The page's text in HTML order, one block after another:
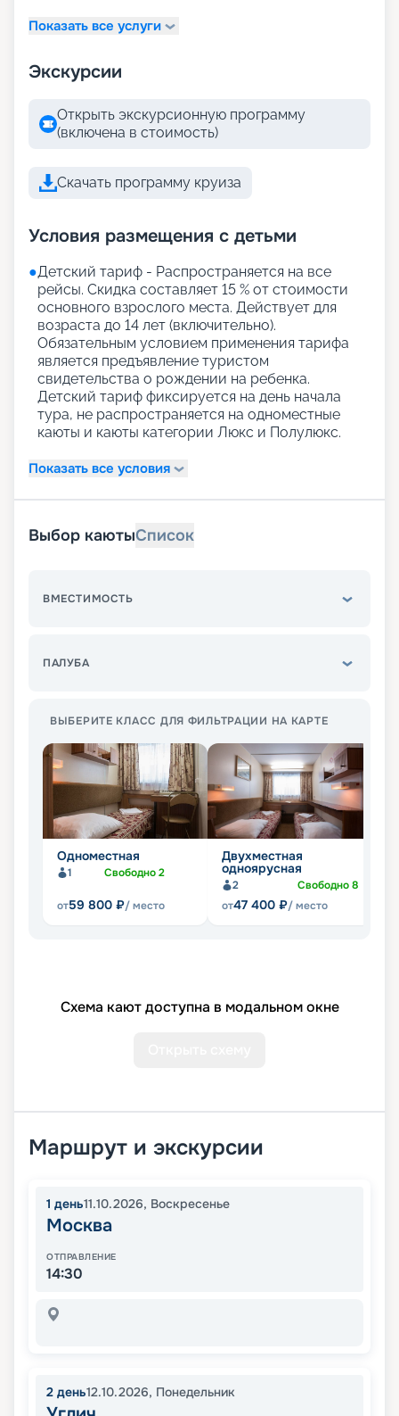
Показать все услуги
Экскурсии
Открыть экскурсионную программу
(включена в стоимость)
Скачать программу круиза
Условия размещения с детьми
●Детский тариф - Распространяется на все
рейсы. Скидка составляет 15 % от стоимости
основного взрослого места. Действует для
возраста до 14 лет (включительно).
Обязательным условием применения тарифа
является предъявление туристом
свидетельства о рождении на ребенка.
Детский тариф фиксируется на день начала
тура, не распространяется на одноместные
каюты и каюты категории Люкс и Полулюкс.
Показать все условия
Выбор каютыСписок
ВМЕСТИМОСТЬ
ПАЛУБА
ВЫБЕРИТЕ КЛАСС ДЛЯ ФИЛЬТРАЦИИ НА КАРТЕ
Одноместная
1 Свободно2
от59 800 ₽/ место
Двухместная
одноярусная
2 Свободно8
от47 400 ₽/ место
Схема кают доступна в модальном окне
Маршрут и экскурсии
1 день11.10.2026, Воскресенье
Москва
ОТПРАВЛЕНИЕ
14:30
2 день12.10.2026, Понедельник